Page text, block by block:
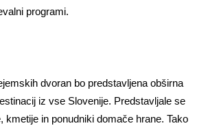
programi.
dvoran bo predstavljena obširna
iz vse Slovenije. Predstavljale se
kmetije in ponudniki domače hrane. Tako